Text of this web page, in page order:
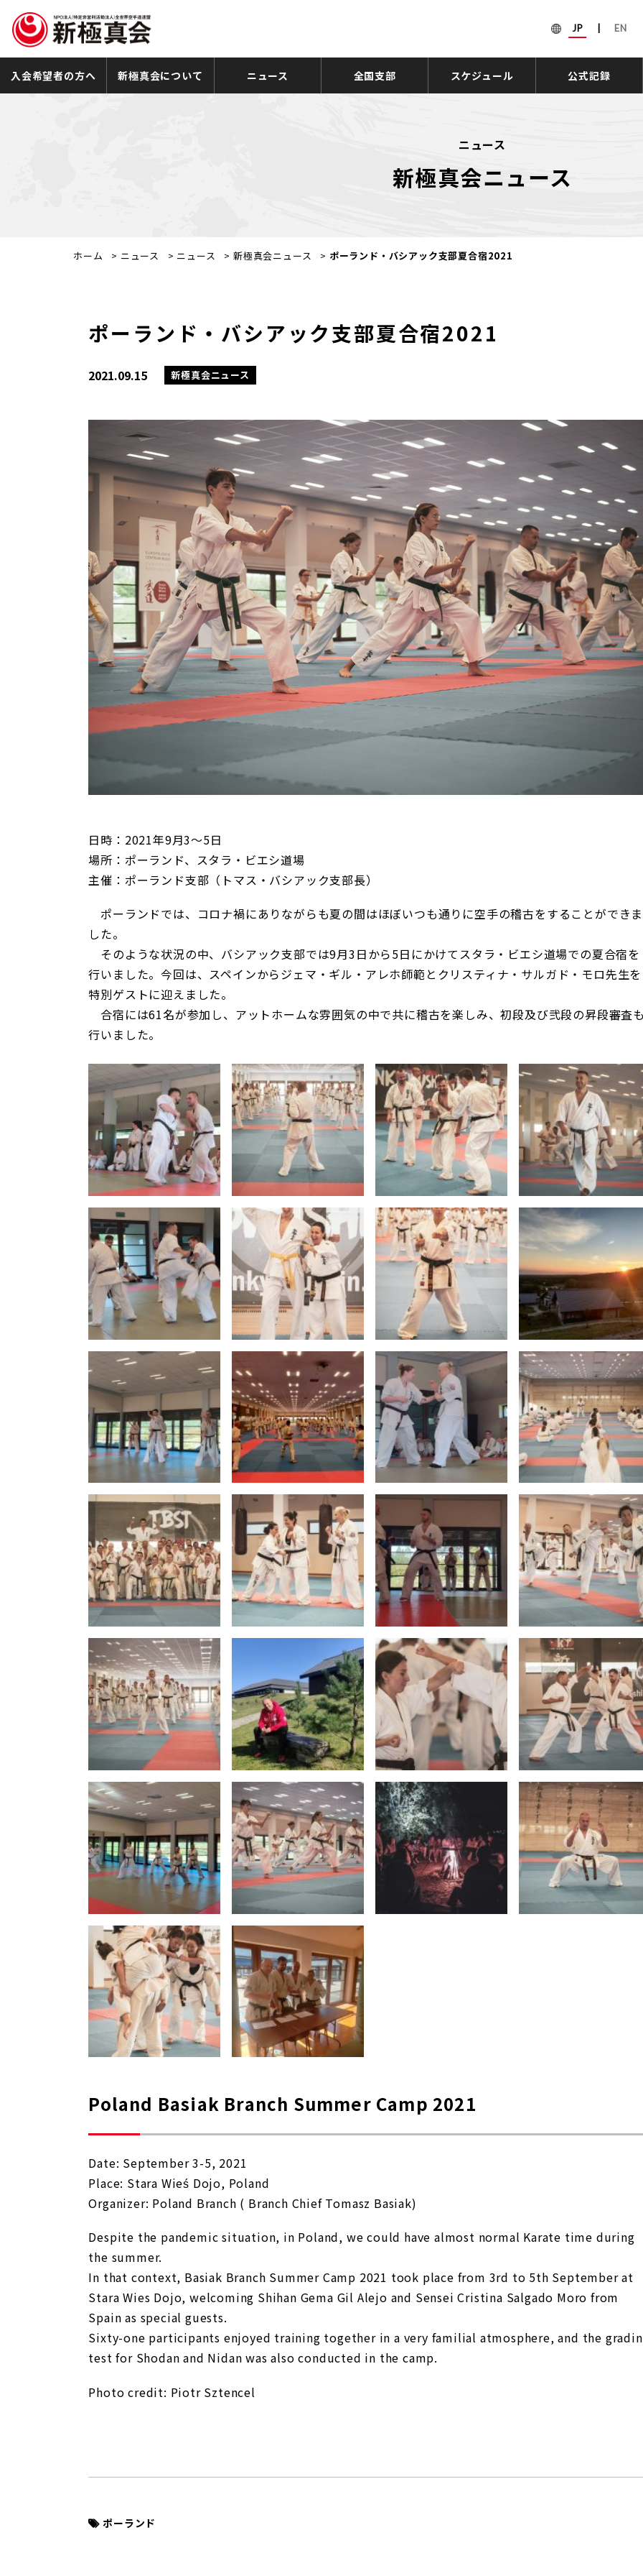
JP EN
入会希望者の方へ 新極真会について ニュース 全国支部 スケジュール 公式記録
ニュース
新極真会ニュース
ホーム > ニュース > ニュース >新極真会ニュース > ポーランド・バシアック支部夏合宿2021
ポーランド・バシアック支部夏合宿2021
2021.09.15 新極真会ニュース
日時：2021年9月3〜5日
場所：ポーランド、スタラ・ビエシ道場
主催：ポーランド支部（トマス・バシアック支部長）
ポーランドでは、コロナ禍にありながらも夏の間はほぼいつも通りに空手の稽古をすることができま
した。
そのような状況の中、バシアック支部では9月3日から5日にかけてスタラ・ビエシ道場での夏合宿を
行いました。今回は、スペインからジェマ・ギル・アレホ師範とクリスティナ・サルガド・モロ先生を
特別ゲストに迎えました。
合宿には61名が参加し、アットホームな雰囲気の中で共に稽古を楽しみ、初段及び弐段の昇段審査
行いました。
Poland Basiak Branch Summer Camp 2021
Date: September 3-5, 2021
Place: Stara Wieś Dojo, Poland
Organizer: Poland Branch ( Branch Chief Tomasz Basiak)
Despite the pandemic situation, in Poland, we could have almost normal Karate time during
the summer.
In that context, Basiak Branch Summer Camp 2021 took place from 3rd to 5th September at
Stara Wies Dojo, welcoming Shihan Gema Gil Alejo and Sensei Cristina Salgado Moro from
Spain as special guests.
Sixty-one participants enjoyed training together in a very familial atmosphere, and the
test for Shodan and Nidan was also conducted in the camp.
Photo credit: Piotr Sztencel
ポーランド